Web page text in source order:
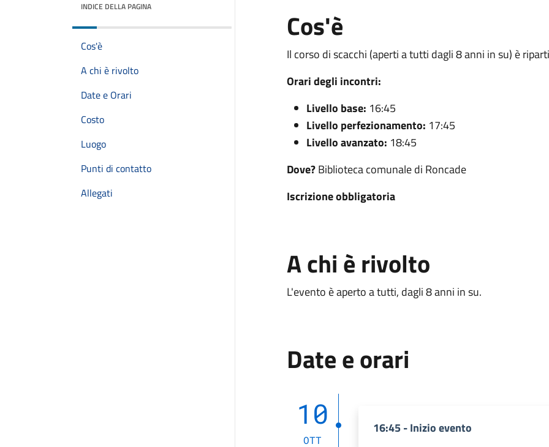
INDICE DELLA PAGINA
Cos'è
A chi è rivolto
Date e Orari
Costo
Luogo
Punti di contatto
Allegati
Cos'è
Il corso di scacchi (aperti a tutti dagli 8 anni in su) è
Orari degli incontri:
Livello base: 16:45
Livello perfezionamento: 17:45
Livello avanzato: 18:45
Dove?Biblioteca comunale di Roncade
Iscrizione obbligatoria
A chi è rivolto
L'evento è aperto a tutti, dagli 8 anni in su.
Date e orari
10
OTT
16:45 - Inizio evento